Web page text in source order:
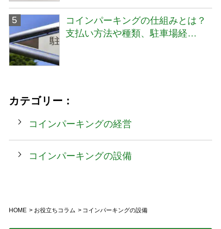
コインパーキングの仕組みとは？
支払い方法や種類、駐車場経…
カテゴリー：
コインパーキングの経営
コインパーキングの設備
HOME お役立ちコラム コインパーキングの設備